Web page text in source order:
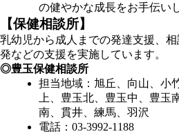
の健やかな成長をお手伝い
【保健相談所】
乳幼児から成人までの発達支援、
発などの支援を実施しています。
◎豊玉保健相談所
担当地域：旭丘、向山、小
上、豊玉北、豊玉中、豊玉
南、貫井、練馬、羽沢
電話：03-3992-1188